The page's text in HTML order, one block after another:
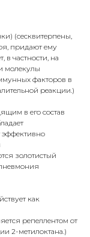
(сесквитерпены,
придают ему
в частности, на
молекулы
факторов в
реакции.)
в его состав
эффективно
золотистый
как
репеллентом от
2-метилоктана.)